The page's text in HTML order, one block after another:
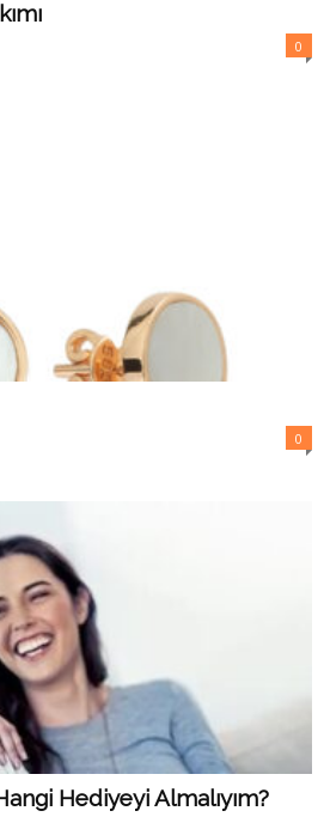
0
0
Hediyeyi Almalıyım?